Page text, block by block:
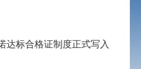
达标合格证制度正式写入